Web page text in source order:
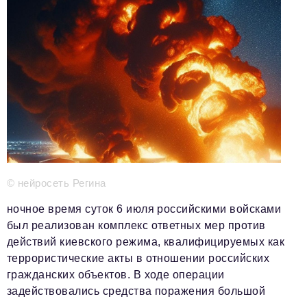
Телефон редакции: +7 495 727-01-67
Электронные почты редакции:
Информационный отдел
info@business-magazine.online
Отдел рекламы
reklama@business-magazine.online
Отдел распространения/редакционная подписка
podpiska@business-magazine.online
Отдел по работе с партнерами
© нейросеть Регина
ночное время суток 6 июля российскими войсками
был реализован комплекс ответных мер против
действий киевского режима, квалифицируемых как
террористические акты в отношении российских
гражданских объектов. В ходе операции
задействовались средства поражения большой